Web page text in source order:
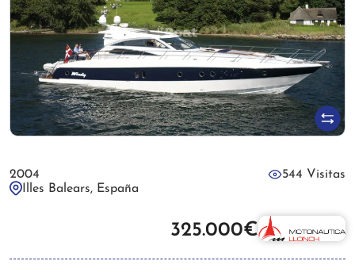
2004
544 Visitas
Illes Balears, España
325.000€